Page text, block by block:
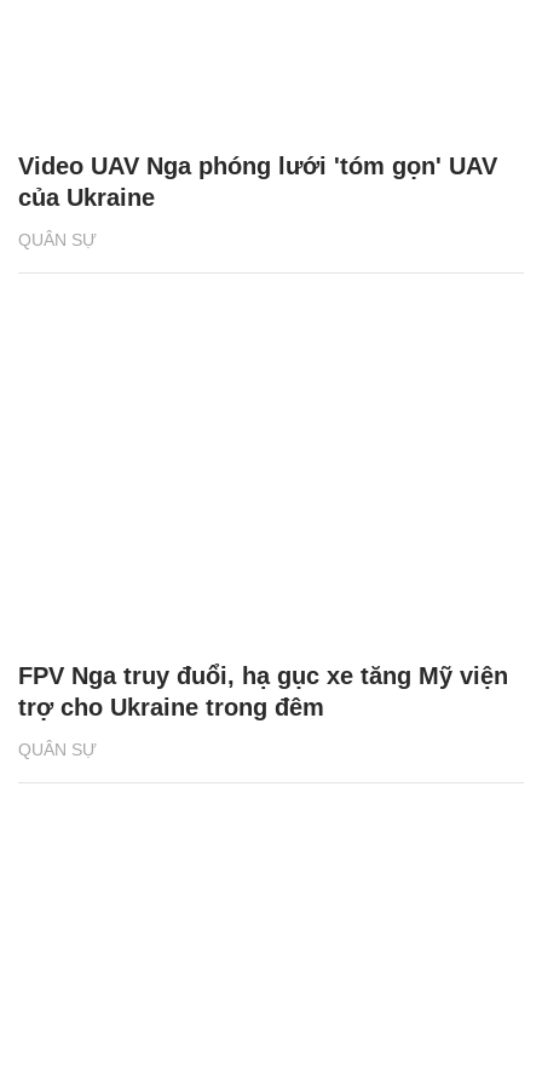
QUÂN SỰ
Video UAV Nga phóng lưới 'tóm gọn' UAV
của Ukraine
QUÂN SỰ
FPV Nga truy đuổi, hạ gục xe tăng Mỹ viện
trợ cho Ukraine trong đêm